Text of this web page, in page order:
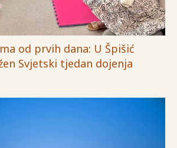
od prvih dana: U Špišić
Svjetski tjedan dojenja